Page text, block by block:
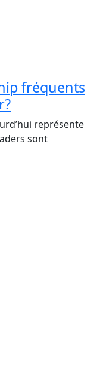
fréquents
représente
sont